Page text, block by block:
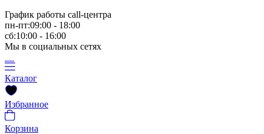
График работы call-центра
пн-пт:09:00 - 18:00
сб:10:00 - 16:00
Мы в социальных сетях
Каталог
Избранное
Корзина